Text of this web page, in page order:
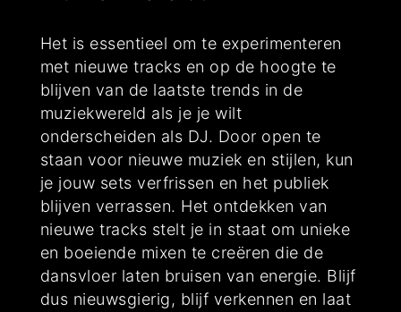
Het is essentieel om te experimenteren
met nieuwe tracks en op de hoogte te
blijven van de laatste trends in de
muziekwereld als je je wilt
onderscheiden als DJ. Door open te
staan voor nieuwe muziek en stijlen, kun
je jouw sets verfrissen en het publiek
blijven verrassen. Het ontdekken van
nieuwe tracks stelt je in staat om unieke
en boeiende mixen te creëren die de
dansvloer laten bruisen van energie. Blijf
dus nieuwsgierig, blijf verkennen en laat